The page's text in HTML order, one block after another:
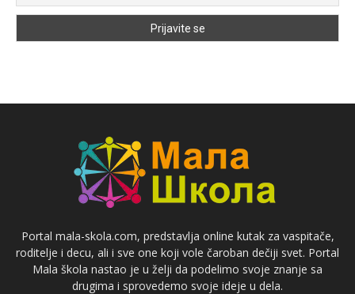
Portal mala-skola.com, predstavlja online kutak za vaspitače,
roditelje i decu, ali i sve one koji vole čaroban dečiji svet. Portal
Mala škola nastao je u želji da podelimo svoje znanje sa
drugima i sprovedemo svoje ideje u dela.